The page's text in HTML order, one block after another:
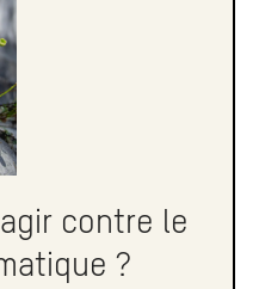
l’apocalypse et
est-on ?
l’horloge de
un outil clé de
contre le
?